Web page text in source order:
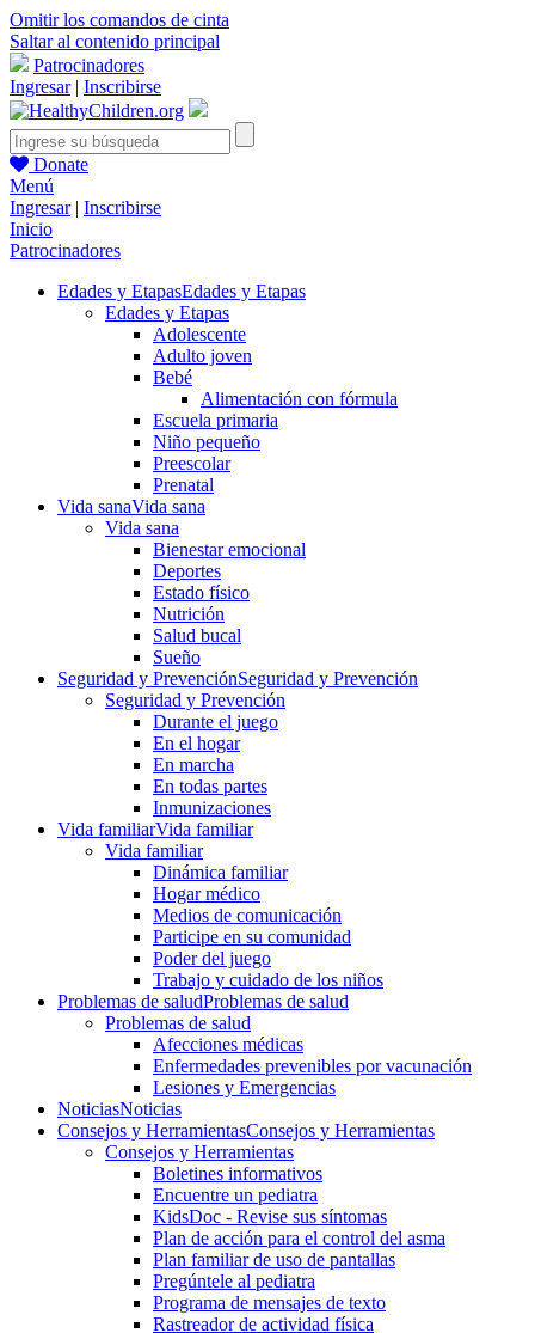
Omitir los comandos de cinta
Saltar al contenido principal
Patrocinadores
Ingresar| Inscribirse
Donate
Menú
Ingresar| Inscribirse
Inicio
Patrocinadores
Edades y EtapasEdades y Etapas
Edades y Etapas
Adolescente
Adulto joven
Bebé
Alimentación con fórmula
Escuela primaria
Niño pequeño
Preescolar
Prenatal
Vida sanaVida sana
Vida sana
Bienestar emocional
Deportes
Estado físico
Nutrición
Salud bucal
Sueño
Seguridad y PrevenciónSeguridad y Prevención
Seguridad y Prevención
Durante el juego
En el hogar
En marcha
En todas partes
Inmunizaciones
Vida familiarVida familiar
Vida familiar
Dinámica familiar
Hogar médico
Medios de comunicación
Participe en su comunidad
Poder del juego
Trabajo y cuidado de los niños
Problemas de saludProblemas de salud
Problemas de salud
Afecciones médicas
Enfermedades prevenibles por vacunación
Lesiones y Emergencias
NoticiasNoticias
Consejos y HerramientasConsejos y Herramientas
Consejos y Herramientas
Boletines informativos
Encuentre un pediatra
KidsDoc - Revise sus síntomas
Plan de acción para el control del asma
Plan familiar de uso de pantallas
Pregúntele al pediatra
Programa de mensajes de texto
Rastre​​ador de activida​d física